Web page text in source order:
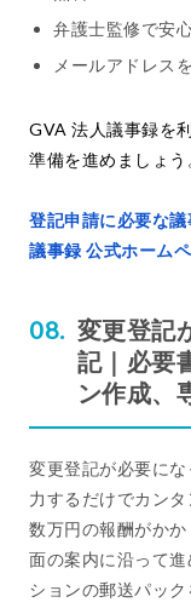
弁護士監修で安
メールアドレス
GVA 法人議事録を
準備を進めましょう
登記申請に必要な
議事録 公式ホーム
変更登記
記｜必要
ン作成、
変更登記が必要に
力するだけでカン
数万円の報酬がか
面の案内に沿って
ションの郵送パッ